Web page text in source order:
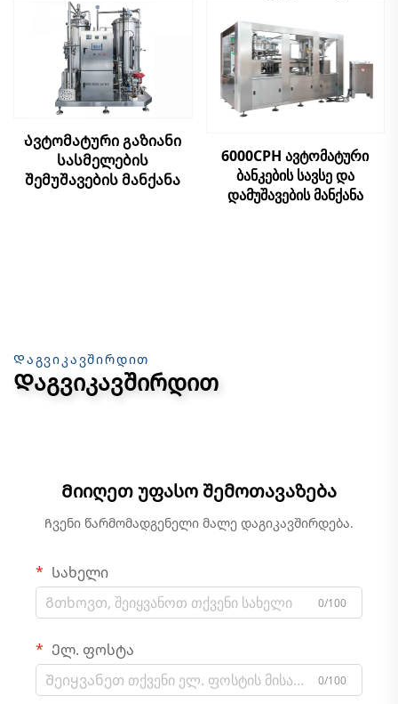
Ავტომატური გაზიანი
სასმელების
შემუშავების მანქანა
6000CPH ავტომატური
ბანკების სავსე და
დამუშავების მანქანა
Დაგვიკავშირდით
Დაგვიკავშირდით
Მიიღეთ უფასო შემოთავაზება
Ჩვენი წარმომადგენელი მალე დაგიკავშირდება.
Სახელი
0/100
Ელ. ფოსტა
0/100